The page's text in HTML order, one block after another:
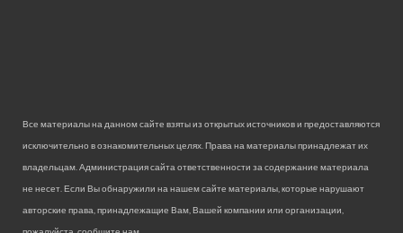
Все материалы на данном сайте взяты из открытых источников и предоставляются
исключительно в ознакомительных целях. Права на материалы принадлежат их
владельцам. Администрация сайта ответственности за содержание материала
не несет. Если Вы обнаружили на нашем сайте материалы, которые нарушают
авторские права, принадлежащие Вам, Вашей компании или организации,